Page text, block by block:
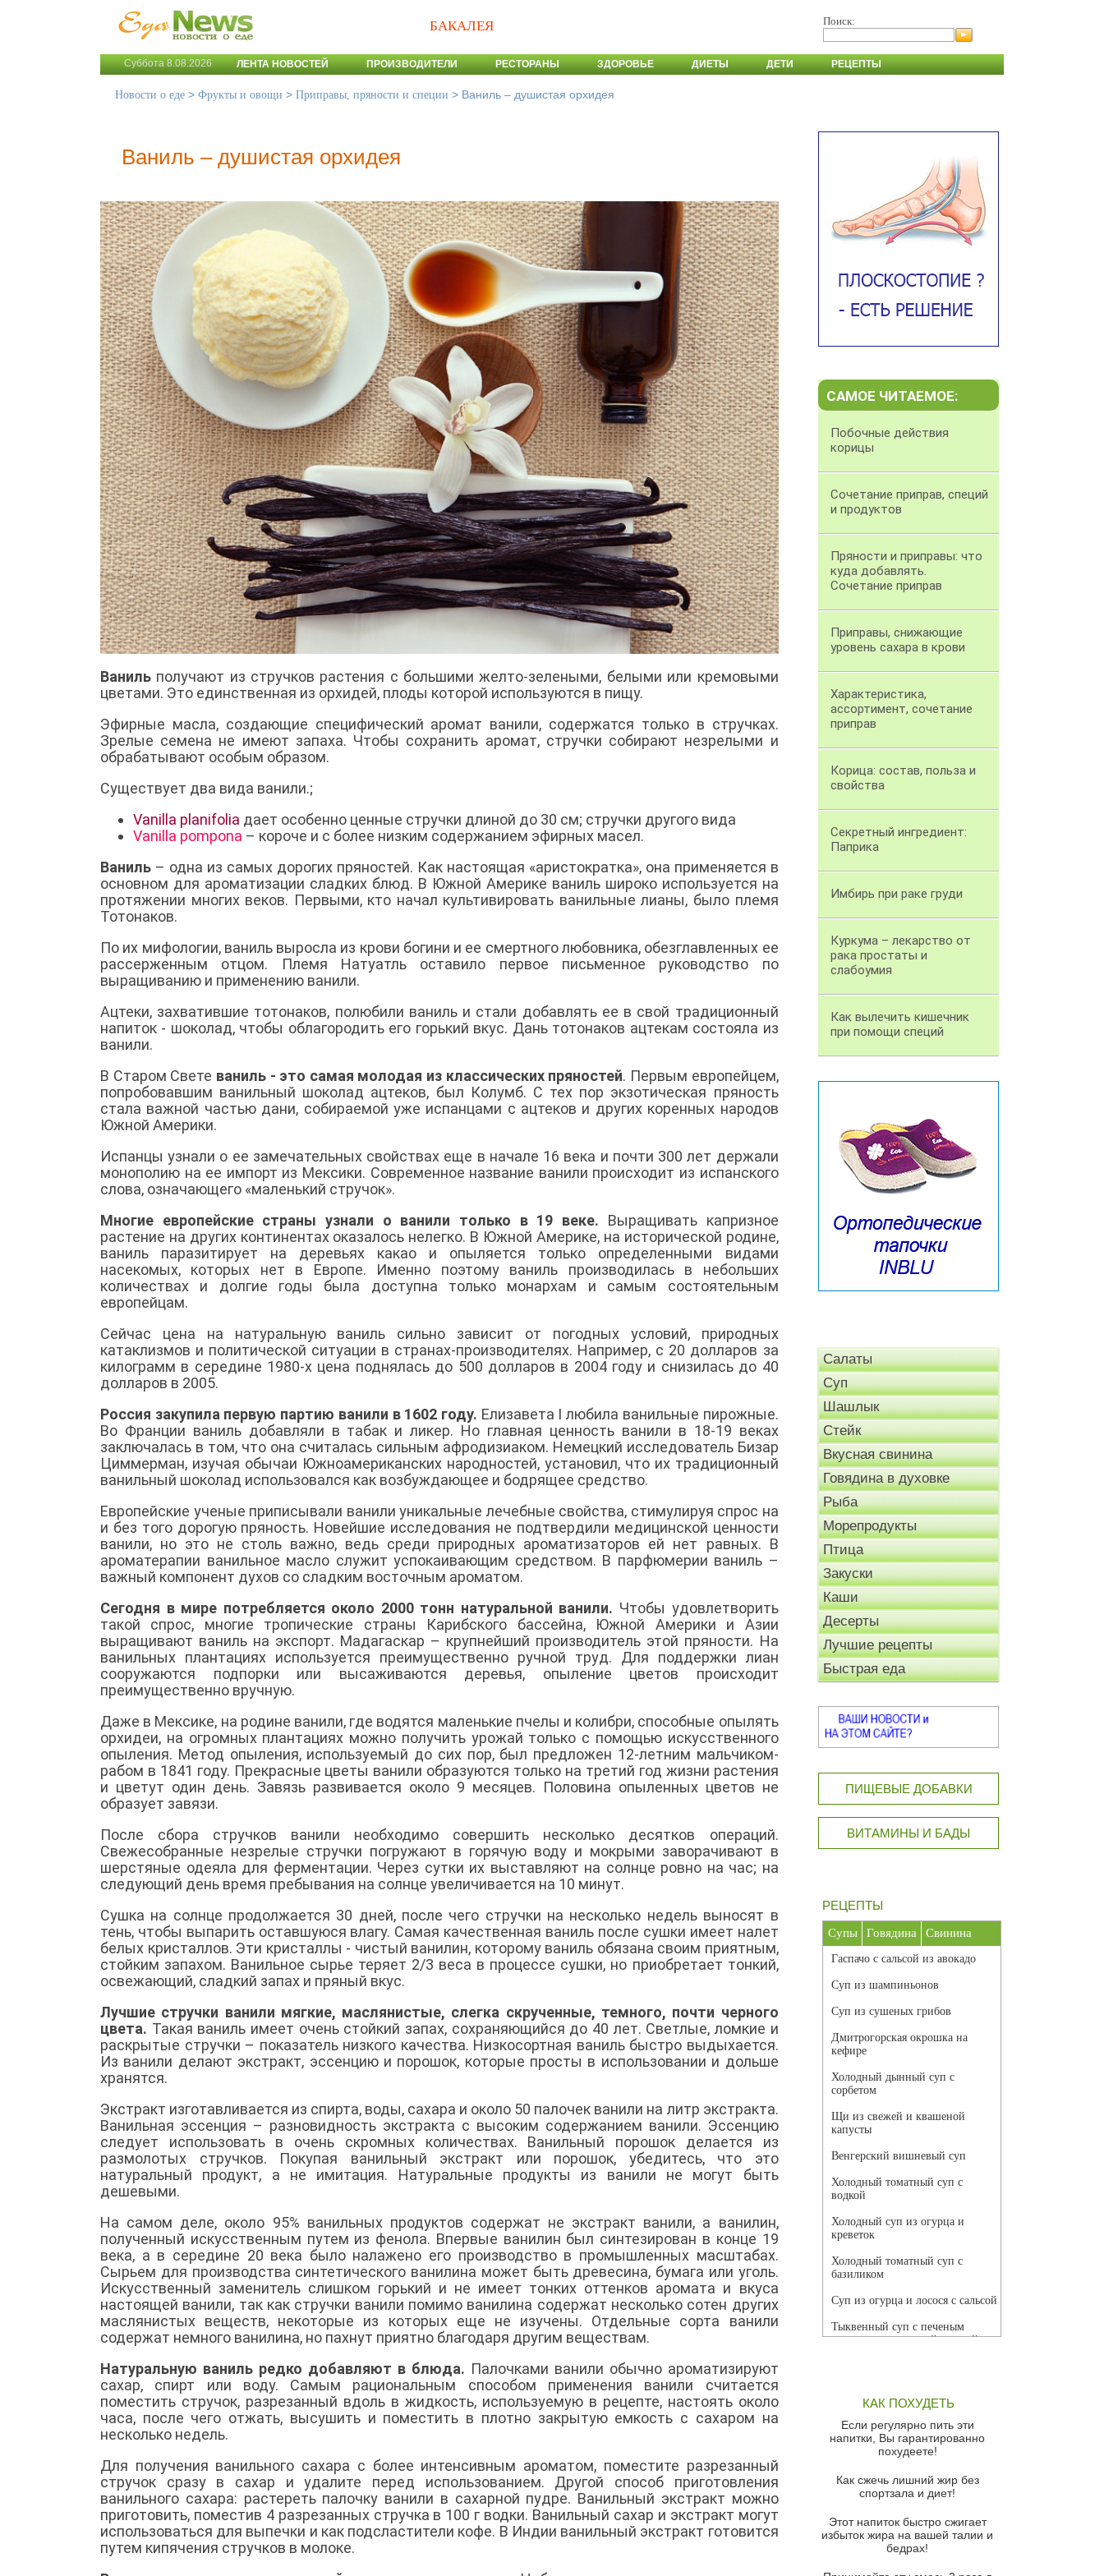
БАКАЛЕЯ Поиск:
Суббота 8.08.2026 ЛЕНТА НОВОСТЕЙ ПРОИЗВОДИТЕЛИ РЕСТОРАНЫ ЗДОРОВЬЕ ДИЕТЫ ДЕТИ РЕЦЕПТЫ
Новости о еде > Фрукты и овощи > Приправы, пряности и специи > Ваниль – душистая орхидея
Ваниль – душистая орхидея
Ваниль получают из стручков растения с большими желто-зелеными, белыми или кремовыми
цветами. Это единственная из орхидей, плоды которой используются в пищу.
Эфирные масла, создающие специфический аромат ванили, содержатся только в стручках.
Зрелые семена не имеют запаха. Чтобы сохранить аромат, стручки собирают незрелыми и
обрабатывают особым образом.
Существует два вида ванили.;
Vanilla planifolia дает особенно ценные стручки длиной до 30 см; стручки другого вида
Vanilla pompona – короче и с более низким содержанием эфирных масел.
Ваниль – одна из самых дорогих пряностей. Как настоящая «аристократка», она применяется в
основном для ароматизации сладких блюд. В Южной Америке ваниль широко используется на
протяжении многих веков. Первыми, кто начал культивировать ванильные лианы, было племя
Тотонаков.
По их мифологии, ваниль выросла из крови богини и ее смертного любовника, обезглавленных ее
рассерженным отцом. Племя Натуатль оставило первое письменное руководство по
выращиванию и применению ванили.
Ацтеки, захватившие тотонаков, полюбили ваниль и стали добавлять ее в свой традиционный
напиток - шоколад, чтобы облагородить его горький вкус. Дань тотонаков ацтекам состояла из
ванили.
В Старом Свете ваниль - это самая молодая из классических пряностей. Первым европейцем,
попробовавшим ванильный шоколад ацтеков, был Колумб. С тех пор экзотическая пряность
стала важной частью дани, собираемой уже испанцами с ацтеков и других коренных народов
Южной Америки.
Испанцы узнали о ее замечательных свойствах еще в начале 16 века и почти 300 лет держали
монополию на ее импорт из Мексики. Современное название ванили происходит из испанского
слова, означающего «маленький стручок».
Многие европейские страны узнали о ванили только в 19 веке. Выращивать капризное
растение на других континентах оказалось нелегко. В Южной Америке, на исторической родине,
ваниль паразитирует на деревьях какао и опыляется только определенными видами
насекомых, которых нет в Европе. Именно поэтому ваниль производилась в небольших
количествах и долгие годы была доступна только монархам и самым состоятельным
европейцам.
Сейчас цена на натуральную ваниль сильно зависит от погодных условий, природных
катаклизмов и политической ситуации в странах-производителях. Например, с 20 долларов за
килограмм в середине 1980-х цена поднялась до 500 долларов в 2004 году и снизилась до 40
долларов в 2005.
Россия закупила первую партию ванили в 1602 году. Елизавета I любила ванильные пирожные.
Во Франции ваниль добавляли в табак и ликер. Но главная ценность ванили в 18-19 веках
заключалась в том, что она считалась сильным афродизиаком. Немецкий исследователь Бизар
Циммерман, изучая обычаи Южноамериканских народностей, установил, что их традиционный
ванильный шоколад использовался как возбуждающее и бодрящее средство.
Европейские ученые приписывали ванили уникальные лечебные свойства, стимулируя спрос на
и без того дорогую пряность. Новейшие исследования не подтвердили медицинской ценности
ванили, но это не столь важно, ведь среди природных ароматизаторов ей нет равных. В
ароматерапии ванильное масло служит успокаивающим средством. В парфюмерии ваниль –
важный компонент духов со сладким восточным ароматом.
Сегодня в мире потребляется около 2000 тонн натуральной ванили. Чтобы удовлетворить
такой спрос, многие тропические страны Карибского бассейна, Южной Америки и Азии
выращивают ваниль на экспорт. Мадагаскар – крупнейший производитель этой пряности. На
ванильных плантациях используется преимущественно ручной труд. Для поддержки лиан
сооружаются подпорки или высаживаются деревья, опыление цветов происходит
преимущественно вручную.
Даже в Мексике, на родине ванили, где водятся маленькие пчелы и колибри, способные опылять
орхидеи, на огромных плантациях можно получить урожай только с помощью искусственного
опыления. Метод опыления, используемый до сих пор, был предложен 12-летним мальчиком-
рабом в 1841 году. Прекрасные цветы ванили образуются только на третий год жизни растения
и цветут один день. Завязь развивается около 9 месяцев. Половина опыленных цветов не
образует завязи.
После сбора стручков ванили необходимо совершить несколько десятков операций.
Свежесобранные незрелые стручки погружают в горячую воду и мокрыми заворачивают в
шерстяные одеяла для ферментации. Через сутки их выставляют на солнце ровно на час; на
следующий день время пребывания на солнце увеличивается на 10 минут.
Сушка на солнце продолжается 30 дней, после чего стручки на несколько недель выносят в
тень, чтобы выпарить оставшуюся влагу. Самая качественная ваниль после сушки имеет налет
белых кристаллов. Эти кристаллы - чистый ванилин, которому ваниль обязана своим приятным,
стойким запахом. Ванильное сырье теряет 2/3 веса в процессе сушки, но приобретает тонкий,
освежающий, сладкий запах и пряный вкус.
Лучшие стручки ванили мягкие, маслянистые, слегка скрученные, темного, почти черного
цвета. Такая ваниль имеет очень стойкий запах, сохраняющийся до 40 лет. Светлые, ломкие и
раскрытые стручки – показатель низкого качества. Низкосортная ваниль быстро выдыхается.
Из ванили делают экстракт, эссенцию и порошок, которые просты в использовании и дольше
хранятся.
Экстракт изготавливается из спирта, воды, сахара и около 50 палочек ванили на литр экстракта.
Ванильная эссенция – разновидность экстракта с высоким содержанием ванили. Эссенцию
следует использовать в очень скромных количествах. Ванильный порошок делается из
размолотых стручков. Покупая ванильный экстракт или порошок, убедитесь, что это
натуральный продукт, а не имитация. Натуральные продукты из ванили не могут быть
дешевыми.
На самом деле, около 95% ванильных продуктов содержат не экстракт ванили, а ванилин,
полученный искусственным путем из фенола. Впервые ванилин был синтезирован в конце 19
века, а в середине 20 века было налажено его производство в промышленных масштабах.
Сырьем для производства синтетического ванилина может быть древесина, бумага или уголь.
Искусственный заменитель слишком горький и не имеет тонких оттенков аромата и вкуса
настоящей ванили, так как стручки ванили помимо ванилина содержат несколько сотен других
маслянистых веществ, некоторые из которых еще не изучены. Отдельные сорта ванили
содержат немного ванилина, но пахнут приятно благодаря другим веществам.
Натуральную ваниль редко добавляют в блюда. Палочками ванили обычно ароматизируют
сахар, спирт или воду. Самым рациональным способом применения ванили считается
поместить стручок, разрезанный вдоль в жидкость, используемую в рецепте, настоять около
часа, после чего отжать, высушить и поместить в плотно закрытую емкость с сахаром на
несколько недель.
Для получения ванильного сахара с более интенсивным ароматом, поместите разрезанный
стручок сразу в сахар и удалите перед использованием. Другой способ приготовления
ванильного сахара: растереть палочку ванили в сахарной пудре. Ванильный экстракт можно
приготовить, поместив 4 разрезанных стручка в 100 г водки. Ванильный сахар и экстракт могут
использоваться для выпечки и как подсластители кофе. В Индии ванильный экстракт готовится
путем кипячения стручков в молоке.
САМОЕ ЧИТАЕМОЕ:
Побочные действия
корицы
Сочетание приправ, специй
и продуктов
Пряности и приправы: что
куда добавлять.
Сочетание приправ
Приправы, снижающие
уровень сахара в крови
Характеристика,
ассортимент, сочетание
приправ
Корица: состав, польза и
свойства
Секретный ингредиент:
Паприка
Имбирь при раке груди
Куркума – лекарство от
рака простаты и
слабоумия
Как вылечить кишечник
при помощи специй
Салаты
Суп
Шашлык
Стейк
Вкусная свинина
Говядина в духовке
Рыба
Морепродукты
Птица
Закуски
Каши
Десерты
Лучшие рецепты
Быстрая еда
ПИЩЕВЫЕ ДОБАВКИ
ВИТАМИНЫ И БАДЫ
РЕЦЕПТЫ
Супы Говядина Свинина
Гаспачо с сальсой из авокадо
Суп из шампиньонов
Суп из сушеных грибов
Дмитрогорская окрошка на
кефире
Холодный дынный суп с
сорбетом
Щи из свежей и квашеной
капусты
Венгерский вишневый суп
Холодный томатный суп с
водкой
Холодный суп из огурца и
креветок
Холодный томатный суп с
базиликом
Суп из огурца и лосося с сальсой
Тыквенный суп с печеным
чесноком и томатной сальсой
красного перца
Парижский луковый суп
Суп из спаржи и горошка с
Суп-крем из цветной капусты
Французский луковый суп
Суп из баклажанов с моцареллой
КАК ПОХУДЕТЬ
Если регулярно пить эти
напитки, Вы гарантированно
похудеете!
Как сжечь лишний жир без
спортзала и диет!
Этот напиток быстро сжигает
избыток жира на вашей талии и
бедрах!